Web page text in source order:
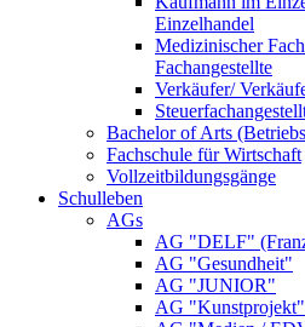
Einzelhandel
Medizinischer
Fachangestellte
Verkäufer/
Bachelor of Arts
Fachschule für Wirtschaft
Vollzeitbildungsgänge
Schulleben
AGs
AG "DELF"
AG "Gesundheit"
AG "JUNIOR"
AG "Kunstprojekt"